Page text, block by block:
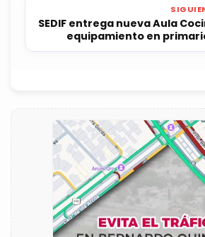
SEDIF entrega nueva Aula
equipamiento en